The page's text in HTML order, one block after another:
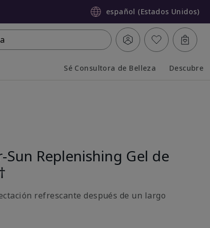
español (Estados Unidos)
Sé Consultora de Belleza Descubre
Replenishing Gel de
refrescante después de un largo